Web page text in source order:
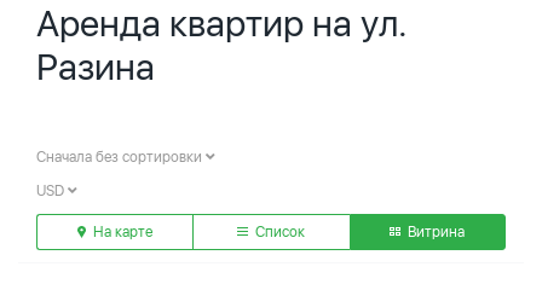
Аренда квартир на ул.
Разина
Сначала без сортировки
USD
На карте Список Витрина